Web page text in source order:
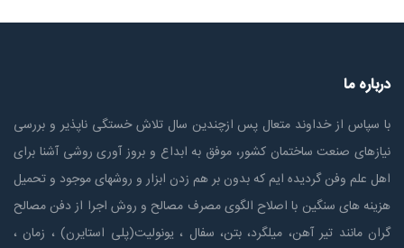
درباره ما
با سپاس از خداوند متعال پس ازچندين سال تلاش خستگی ناپذير و بررسی
نیازهای صنعت ساختمان كشور، موفق به ابداع و بروز آوری روشی آشنا برای
اهل علم وفن گردیده ایم که بدون بر هم زدن ابزار و روشهای موجود و تحمیل
هزینه های سنگین با اصلاح الگوی مصرف مصالح و روش اجرا از دفن مصالح
گران مانند تیر آهن، میلگرد، بتن، سفال ، یونولیت(پلی استايرن) ، زمان ،